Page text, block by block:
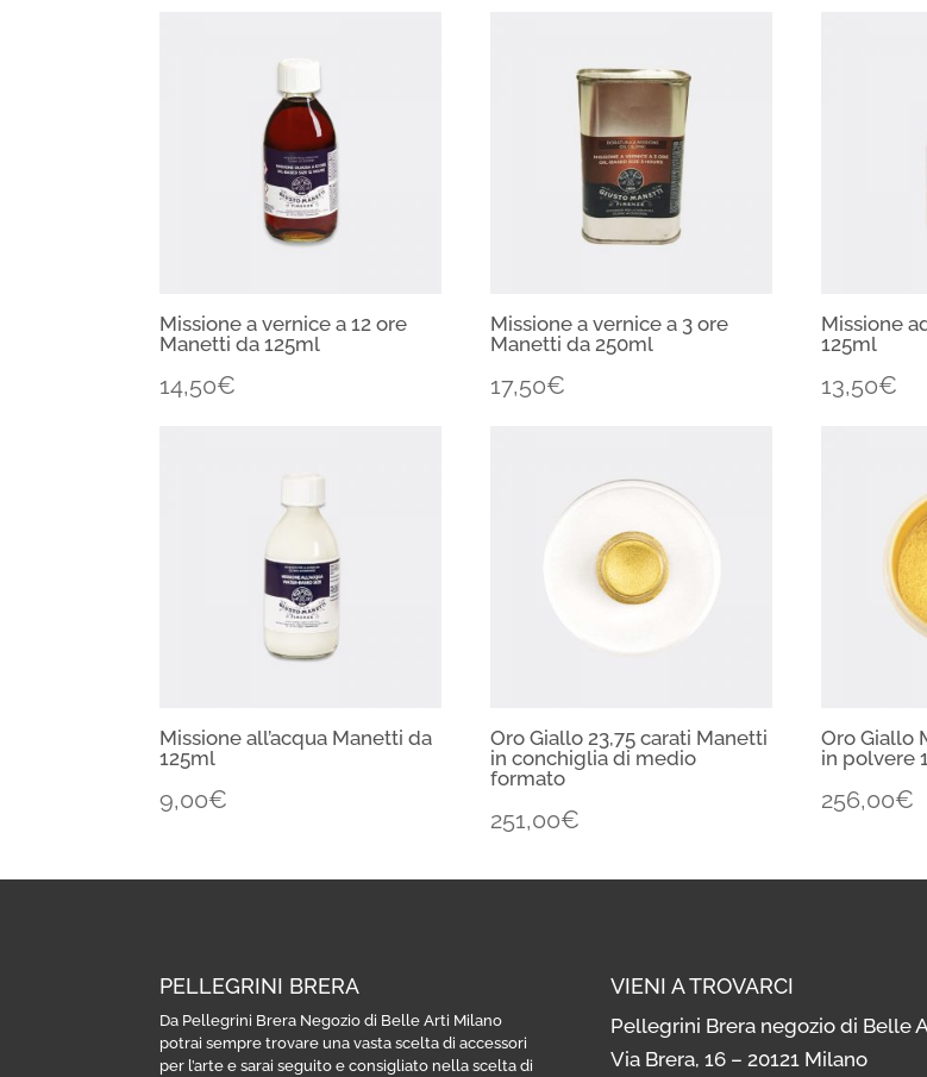
Missione a vernice a 12 ore
Manetti da 125ml
14,50€
Missione a vernice a 3 ore
Manetti da 250ml
17,50€
Missione
125ml
13,50€
Missione all’acqua Manetti da
125ml
9,00€
Oro Giallo 23,75 carati Manetti
in conchiglia di medio
formato
251,00€
Oro Giallo
in polvere
256,00€
PELLEGRINI BRERA
Da Pellegrini Brera Negozio di Belle Arti Milano
potrai sempre trovare una vasta scelta di accessori
per l’arte e sarai seguito e consigliato nella scelta di
VIENI A TROVARCI
Pellegrini Brera negozio di Belle
Via Brera, 16 – 20121 Milano